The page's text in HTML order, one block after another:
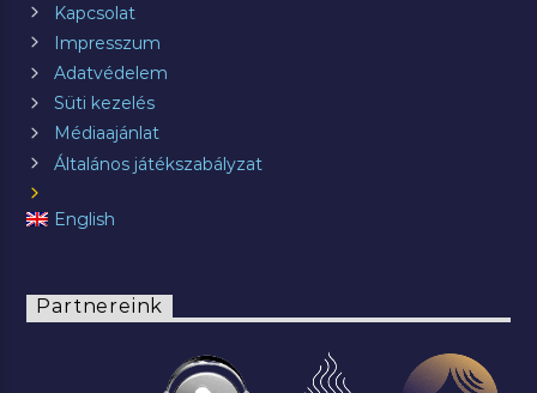
Kapcsolat
Impresszum
Adatvédelem
Süti kezelés
Médiaajánlat
Általános játékszabályzat
English
Partnereink